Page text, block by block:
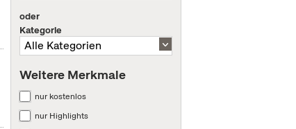
oder
Kategorie
Weitere Merkmale
nur kostenlos
nur Highlights